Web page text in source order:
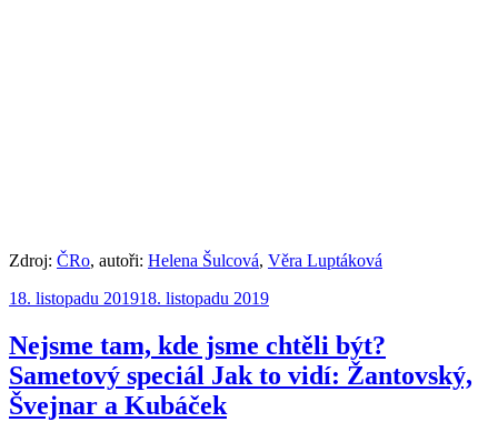
Zdroj: ČRo, autoři: Helena Šulcová, Věra Luptáková
Publikováno:
18. listopadu 201918. listopadu 2019
Nejsme tam, kde jsme chtěli být?
Sametový speciál Jak to vidí: Žantovský,
Švejnar a Kubáček